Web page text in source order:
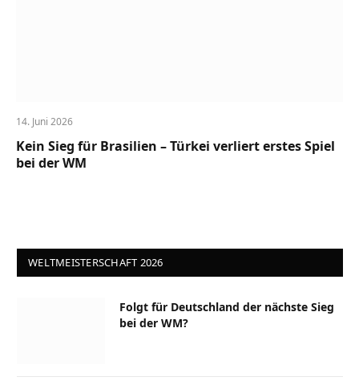
14. Juni 2026
Kein Sieg für Brasilien – Türkei verliert erstes Spiel
bei der WM
WELTMEISTERSCHAFT 2026
Folgt für Deutschland der nächste Sieg
bei der WM?